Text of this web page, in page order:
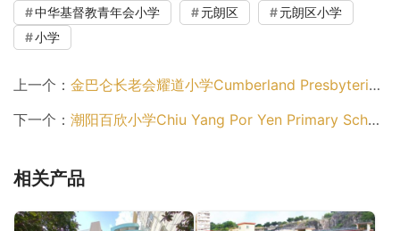
中华基督教青年会小学
元朗区
元朗区小学
小学
上一个： 金巴仑长老会耀道小学Cumberland Presbyterian Church Yao Dao Primary School（元朗区小学）
下一个： 潮阳百欣小学Chiu Yang Por Yen Primary School（元朗区小学）
相关产品